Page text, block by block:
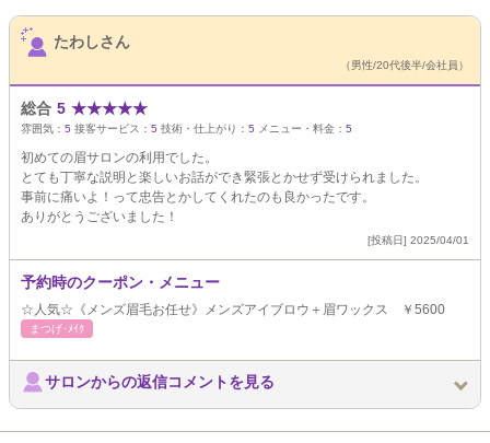
サロンPick Up
たわしさん
（男性/20代後半/会社員）
総合 5 ★★★★★
雰囲気： 5 接客サービス： 5 技術・仕上がり： 5 メニュー・料金： 5
初めての眉サロンの利用でした。
とても丁寧な説明と楽しいお話ができ緊張とかせず受けられました。
事前に痛いよ！って忠告とかしてくれたのも良かったです。
ありがとうございました！
[投稿日] 2025/04/01
予約時のクーポン・メニュー
☆人気☆《メンズ眉毛お任せ》メンズアイブロウ＋眉ワックス ￥5600
まつげ･ﾒｲｸ
サロンからの返信コメントを見る